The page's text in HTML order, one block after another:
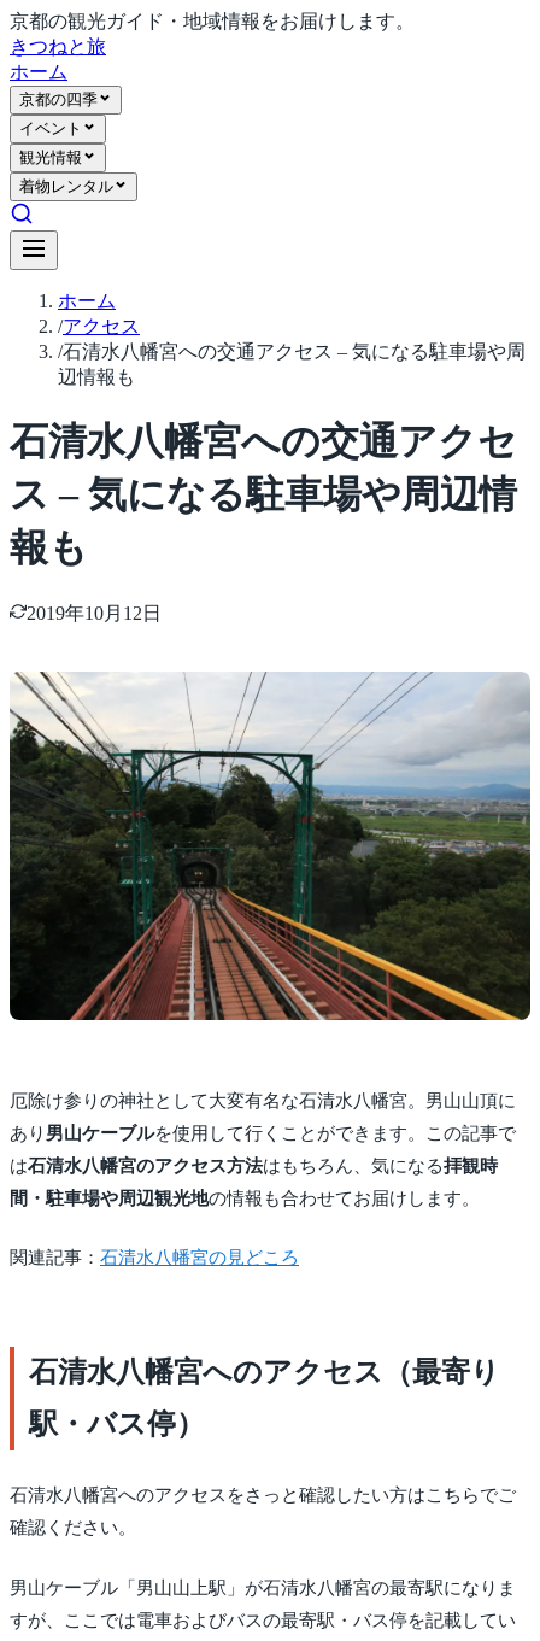
京都の観光ガイド・地域情報をお届けします。
きつねと旅
ホーム
京都の四季
イベント
観光情報
着物レンタル
ホーム
/アクセス
/石清水八幡宮への交通アクセス – 気になる駐車場や周
辺情報も
石清水八幡宮への交通アクセ
ス – 気になる駐車場や周辺情
報も
2019年10月12日
厄除け参りの神社として大変有名な石清水八幡宮。男山山頂に
あり 男山ケーブルを使用して行くことができます。この記事で
は石清水八幡宮のアクセス方法はもちろん、気になる拝観時
間・駐車場や周辺観光地の情報も合わせてお届けします。
関連記事： 石清水八幡宮の見どころ
石清水八幡宮へのアクセス（最寄り
駅・バス停）
石清水八幡宮へのアクセスをさっと確認したい方はこちらでご
確認ください。
男山ケーブル「男山山上駅」が石清水八幡宮の最寄駅になりま
すが、ここでは電車およびバスの最寄駅・バス停を記載してい